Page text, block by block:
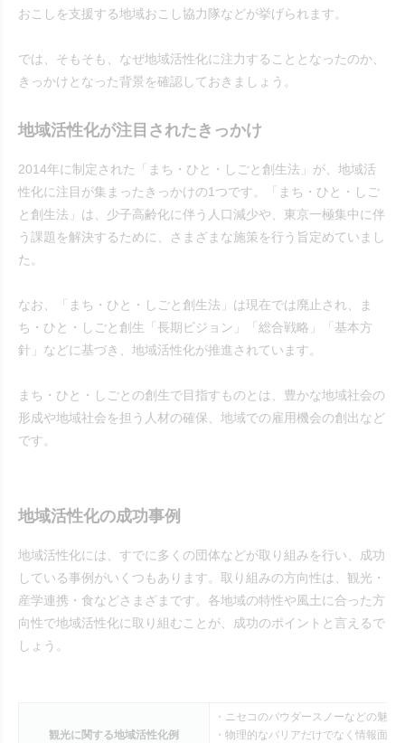
おこしを支援する地域おこし協力隊などが挙げられます。
では、そもそも、なぜ地域活性化に注力することとなったのか、
きっかけとなった背景を確認しておきましょう。
地域活性化が注目されたきっかけ
2014年に制定された「まち・ひと・しごと創生法」が、地域活
性化に注目が集まったきっかけの1つです。「まち・ひと・しご
と創生法」は、少子高齢化に伴う人口減少や、東京一極集中に伴
う課題を解決するために、さまざまな施策を行う旨定めていまし
た。
なお、「まち・ひと・しごと創生法」は現在では廃止され、ま
ち・ひと・しごと創生「長期ビジョン」「総合戦略」「基本方
針」などに基づき、地域活性化が推進されています。
まち・ひと・しごとの創生で目指すものとは、豊かな地域社会の
形成や地域社会を担う人材の確保、地域での雇用機会の創出など
です。
地域活性化の成功事例
地域活性化には、すでに多くの団体などが取り組みを行い、成功
している事例がいくつもあります。取り組みの方向性は、観光・
産学連携・食などさまざまです。各地域の特性や風土に合った方
向性で地域活性化に取り組むことが、成功のポイントと言えるで
しょう。
観光に関する地域活性化例
・ニセコのパウダースノーなどの魅
・物理的なバリアだけでなく情報面